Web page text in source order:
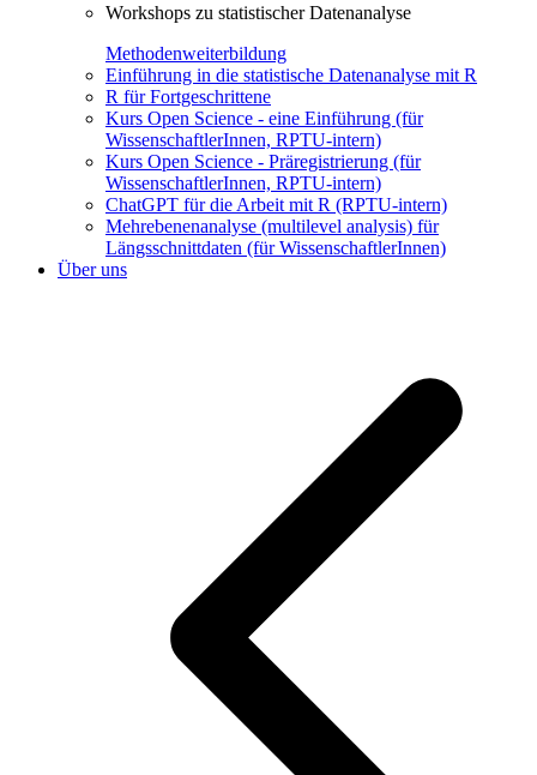
Workshops zu statistischer Datenanalyse
Methodenweiterbildung
Einführung in die statistische Datenanalyse mit R
R für Fortgeschrittene
Kurs Open Science - eine Einführung (für
WissenschaftlerInnen, RPTU-intern)
Kurs Open Science - Präregistrierung (für
WissenschaftlerInnen, RPTU-intern)
ChatGPT für die Arbeit mit R (RPTU-intern)
Mehrebenenanalyse (multilevel analysis) für
Längsschnittdaten (für WissenschaftlerInnen)
Über uns